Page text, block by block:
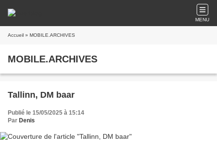
MENU
Accueil » MOBILE.ARCHIVES
MOBILE.ARCHIVES
Tallinn, DM baar
Publié le 15/05/2025 à 15:14
Par Denis